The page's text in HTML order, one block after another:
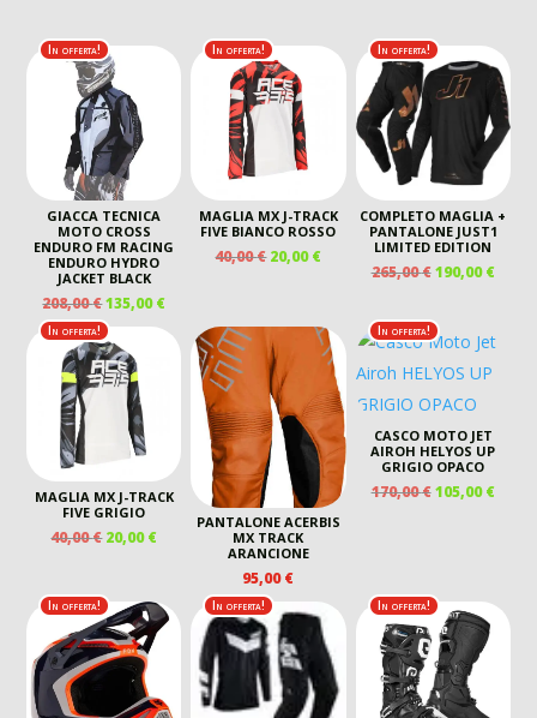
In offerta!
GIACCA TECNICA
MOTO CROSS
ENDURO FM RACING
ENDURO HYDRO
JACKET BLACK
208,00€IL
PREZZO
ORIGINALE
ERA:
208,00 €.
135,00€IL
PREZZO
ATTUALE
135,00 €.
In offerta!
MAGLIA MX J-TRACK
FIVE BIANCO ROSSO
40,00€ IL
40,00 €.
20,00€IL
PREZZO
20,00 €.
In offerta!
COMPLETO MAGLIA +
PANTALONE JUST1
LIMITED EDITION
265,00€ IL
ERA:
265,00 €.
190,00€IL
È:
In offerta!
MAGLIA MX J-TRACK
FIVE GRIGIO
40,00€ IL
ERA:
40,00 €.
20,00€IL
È:
20,00 €.
PANTALONE ACERBIS
MX TRACK
ARANCIONE
95,00€
In offerta!
CASCO MOTO JET
AIROH HELYOS UP
GRIGIO OPACO
170,00€ IL
105,00€IL
In offerta! In offerta! In offerta!